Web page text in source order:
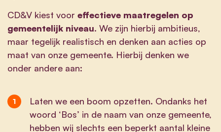
CD&V kiest voor effectieve maatregelen op
gemeentelijk niveau. We zijn hierbij ambitieus,
maar tegelijk realistisch en denken aan acties op
maat van onze gemeente. Hierbij denken we
onder andere aan:
Laten we een boom opzetten. Ondanks het
woord ‘Bos’ in de naam van onze gemeente,
hebben wij slechts een beperkt aantal kleine